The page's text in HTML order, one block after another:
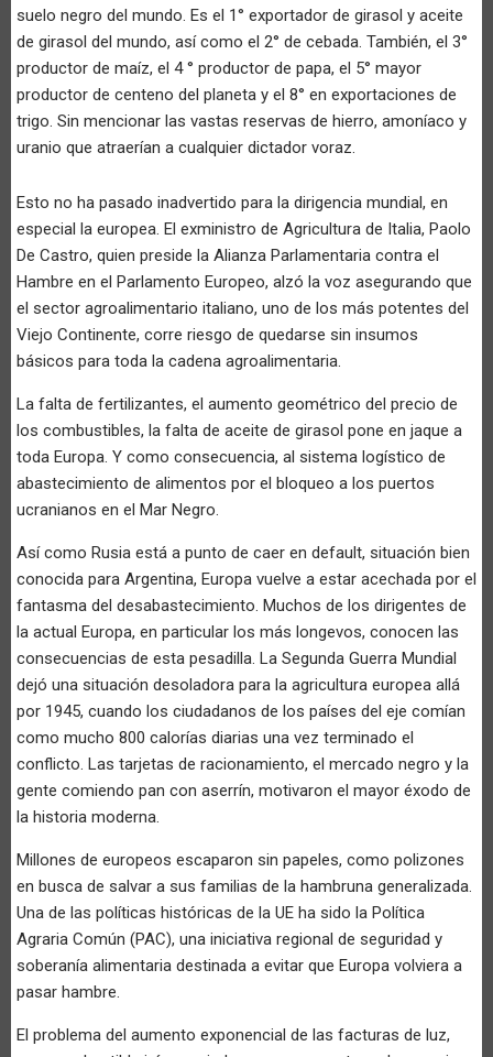
suelo negro del mundo. Es el 1° exportador de girasol y aceite
de girasol del mundo, así como el 2° de cebada. También, el 3°
productor de maíz, el 4 ° productor de papa, el 5° mayor
productor de centeno del planeta y el 8° en exportaciones de
trigo. Sin mencionar las vastas reservas de hierro, amoníaco y
uranio que atraerían a cualquier dictador voraz.
Esto no ha pasado inadvertido para la dirigencia mundial, en
especial la europea. El exministro de Agricultura de Italia, Paolo
De Castro, quien preside la Alianza Parlamentaria contra el
Hambre en el Parlamento Europeo, alzó la voz asegurando que
el sector agroalimentario italiano, uno de los más potentes del
Viejo Continente, corre riesgo de quedarse sin insumos
básicos para toda la cadena agroalimentaria.
La falta de fertilizantes, el aumento geométrico del precio de
los combustibles, la falta de aceite de girasol pone en jaque a
toda Europa. Y como consecuencia, al sistema logístico de
abastecimiento de alimentos por el bloqueo a los puertos
ucranianos en el Mar Negro.
Así como Rusia está a punto de caer en default, situación bien
conocida para Argentina, Europa vuelve a estar acechada por el
fantasma del desabastecimiento. Muchos de los dirigentes de
la actual Europa, en particular los más longevos, conocen las
consecuencias de esta pesadilla. La Segunda Guerra Mundial
dejó una situación desoladora para la agricultura europea allá
por 1945, cuando los ciudadanos de los países del eje comían
como mucho 800 calorías diarias una vez terminado el
conflicto. Las tarjetas de racionamiento, el mercado negro y la
gente comiendo pan con aserrín, motivaron el mayor éxodo de
la historia moderna.
Millones de europeos escaparon sin papeles, como polizones
en busca de salvar a sus familias de la hambruna generalizada.
Una de las políticas históricas de la UE ha sido la Política
Agraria Común (PAC), una iniciativa regional de seguridad y
soberanía alimentaria destinada a evitar que Europa volviera a
pasar hambre.
El problema del aumento exponencial de las facturas de luz,